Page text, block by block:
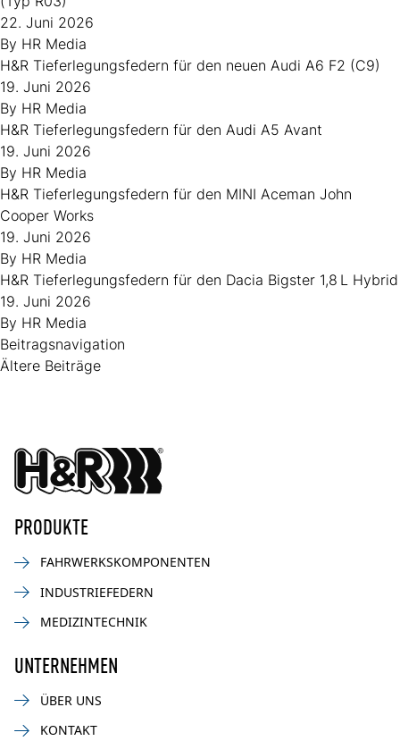
22. Juni 2026
By HR Media
H&R Tieferlegungsfedern für den neuen Audi A6 F2 (C9)
19. Juni 2026
By HR Media
H&R Tieferlegungsfedern für den Audi A5 Avant
19. Juni 2026
By HR Media
H&R Tieferlegungsfedern für den MINI Aceman John
Cooper Works
19. Juni 2026
By HR Media
H&R Tieferlegungsfedern für den Dacia Bigster 1,8 L Hybrid
19. Juni 2026
By HR Media
Beitragsnavigation
Ältere Beiträge
PRODUKTE
FAHRWERKSKOMPONENTEN
INDUSTRIEFEDERN
MEDIZINTECHNIK
UNTERNEHMEN
ÜBER UNS
KONTAKT